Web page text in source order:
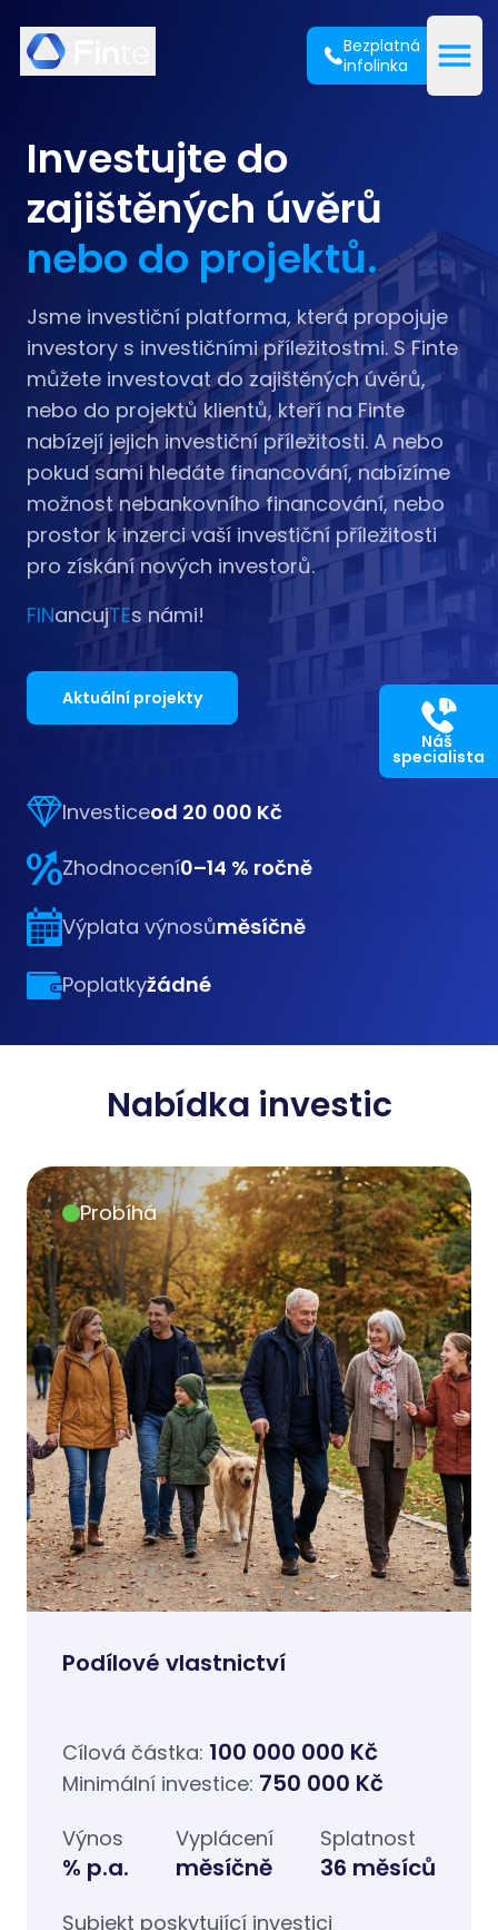
Bezplatná
infolinka
Investujte do
zajištěných úvěrů
nebo do projektů.
Jsme investiční platforma, která propojuje
investory s investičními příležitostmi. S Finte
můžete investovat do zajištěných úvěrů,
nebo do projektů klientů, kteří na Finte
nabízejí jejich investiční příležitosti. A nebo
pokud sami hledáte financování, nabízíme
možnost nebankovního financování, nebo
prostor k inzerci vaší investiční příležitosti
pro získání nových investorů.
FINancujTEs námi!
Aktuální projekty
Investiceod 20 000 Kč
Zhodnocení0–14 % ročně
Výplata výnosůměsíčně
Poplatkyžádné
Náš
specialista
Nabídka investic
Probíhá
Podílové vlastnictví
Cílová částka: 100 000 000 Kč
Minimální investice: 750 000 Kč
Výnos
% p.a.
Vyplácení
měsíčně
Splatnost
36 měsíců
Subjekt poskytující investici